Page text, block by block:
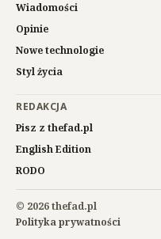
Wiadomości
Opinie
Nowe technologie
Styl życia
REDAKCJA
Pisz z thefad.pl
English Edition
RODO
© 2026 thefad.pl
Polityka prywatności